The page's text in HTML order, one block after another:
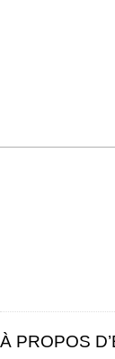
À PROPOS